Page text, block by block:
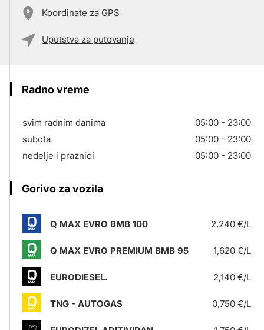
Koordinate za GPS
Uputstva za putovanje
Radno vreme
svim radnim danima
05:00 - 23:00
subota
05:00 - 23:00
nedelje i praznici
05:00 - 23:00
Gorivo za vozila
Q MAX EVRO BMB 100 2,240 €/L
Q MAX EVRO PREMIUM BMB 95 1,620 €/L
EURODIESEL. 2,140 €/L
TNG - AUTOGAS 0,750 €/L